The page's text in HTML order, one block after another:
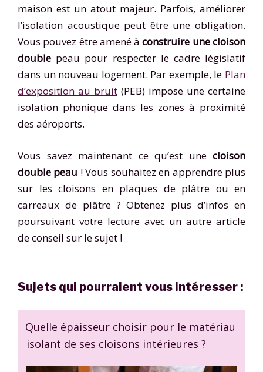
maison est un atout majeur. Parfois, améliorer
l’isolation acoustique peut être une obligation.
Vous pouvez être amené àconstruire une cloison
double peau pour respecter le cadre législatif
dans un nouveau logement. Par exemple, le Plan
d’exposition au bruit (PEB) impose une certaine
isolation phonique dans les zones à proximité
des aéroports.
Vous savez maintenant ce qu’est une cloison
double peau ! Vous souhaitez en apprendre plus
sur les cloisons en plaques de plâtre ou en
carreaux de plâtre ? Obtenez plus d’infos en
poursuivant votre lecture avec un autre article
de conseil sur le sujet !
Sujets qui pourraient vous intéresser :
Quelle épaisseur choisir pour le matériau
isolant de ses cloisons intérieures ?